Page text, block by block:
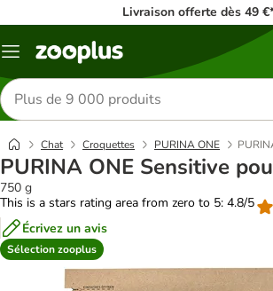
Livraison offerte dès 49
Menu
Rechercher
des
produits
Chat Croquettes PURINA ONE
PURINA ONE Sensitive
750 g
This is a stars rating area from zero to 5: 4.8/5
Écrivez un avis
Sélection zooplus